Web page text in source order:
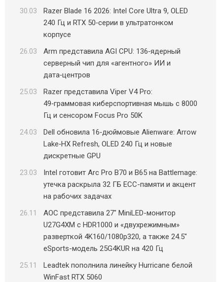
30.03
Razer Blade 16 2026: Intel Core Ultra 9, OLED
240 Гц и RTX 50‑серии в ультратонком
корпусе
26.03
Arm представила AGI CPU: 136‑ядерный
серверный чип для «агентного» ИИ и
дата‑центров
25.03
Razer представила Viper V4 Pro:
49‑граммовая киберспортивная мышь с 8000
Гц и сенсором Focus Pro 50K
24.03
Dell обновила 16‑дюймовые Alienware: Arrow
Lake‑HX Refresh, OLED 240 Гц и новые
дискретные GPU
23.03
Intel готовит Arc Pro B70 и B65 на Battlemage:
утечка раскрыла 32 ГБ ECC-памяти и акцент
на рабочих задачах
26.11
AOC представила 27″ MiniLED-монитор
U27G4XM с HDR1000 и «двухрежимным»
разверткой 4K160/1080p320, а также 24.5″
eSports-модель 25G4KUR на 420 Гц
25.11
Leadtek пополнила линейку Hurricane белой
WinFast RTX 5060